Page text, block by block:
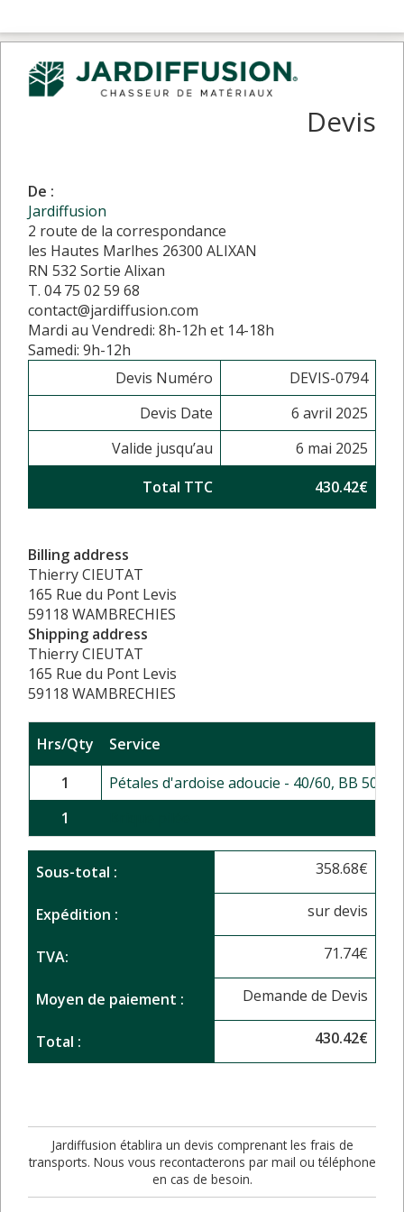
Devis
De :
Jardiffusion
2 route de la correspondance
les Hautes Marlhes 26300 ALIXAN
RN 532 Sortie Alixan
T. 04 75 02 59 68
contact@jardiffusion.com
Mardi au Vendredi: 8h-12h et 14-18h
Samedi: 9h-12h
Devis Numéro
DEVIS-0794
Devis Date
6 avril 2025
Valide jusqu’au
6 mai 2025
Total TTC
430.42€
Billing address
Thierry CIEUTAT
165 Rue du Pont Levis
59118 WAMBRECHIES
Shipping address
Thierry CIEUTAT
165 Rue du Pont Levis
59118 WAMBRECHIES
Hrs/Qty
Service
1
Pétales d'ardoise adoucie - 40/60, BB 500
1
Sous-total : 358.68€
Expédition : sur devis
TVA: 71.74€
Moyen de paiement : Demande de Devis
Total : 430.42€
Jardiffusion établira un devis comprenant les frais de
transports. Nous vous recontacterons par mail ou téléphone
en cas de besoin.